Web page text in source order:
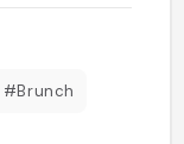
#Brunch